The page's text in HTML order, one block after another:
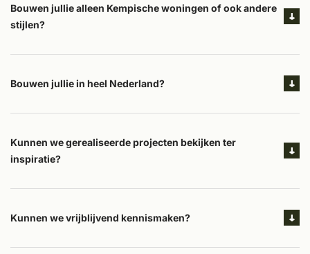
Bouwen jullie alleen Kempische woningen of ook andere
stijlen?
Bouwen jullie in heel Nederland?
Kunnen we gerealiseerde projecten bekijken ter
inspiratie?
Kunnen we vrijblijvend kennismaken?